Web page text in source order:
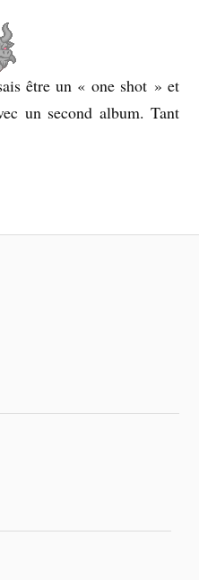
être un « one shot » et
un second album. Tant